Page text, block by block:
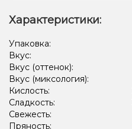
Характеристики:
Упаковка:
Вкус:
Вкус (оттенок):
Вкус (миксология):
Кислость:
Сладкость:
Свежесть:
Пряность: